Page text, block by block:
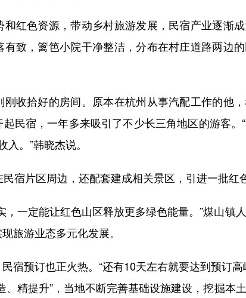
色资源，带动乡村旅游发展，民宿产业逐渐成
致，篱笆小院干净整洁，分布在村庄道路两边
拾好的房间。原本在杭州从事汽配工作的他，
民宿，一年多来吸引了不少长三角地区的游客。
。”韩晓杰说。
片区周边，还配套建成相关景区，引进一批红
一定能让红色山区释放更多绿色能量。”煤山镇
旅游业态多元化发展。
预订也正火热。“还有10天左右就要达到预订高
、精提升”，当地不断完善基础设施建设，挖掘本